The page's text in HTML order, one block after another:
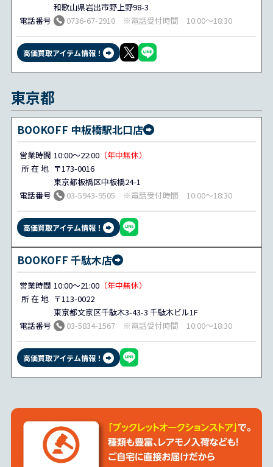
和歌山県岩出市野上野98-3
電話番号
0736-67-2910 ※電話受付時間 10:00～18:30
高価買取アイテム情報！
東京都
BOOKOFF 中板橋駅北口店
営業時間 10:00～22:00（年中無休）
所 在 地 〒173-0016
東京都板橋区中板橋24-1
電話番号
03-5943-9505 ※電話受付時間 10:00～18:30
高価買取アイテム情報！
BOOKOFF 千駄木店
営業時間 10:00～21:00（年中無休）
所 在 地 〒113-0022
東京都文京区千駄木3-43-3 千駄木ビル1F
電話番号
03-5834-1567 ※電話受付時間 10:00～18:30
高価買取アイテム情報！